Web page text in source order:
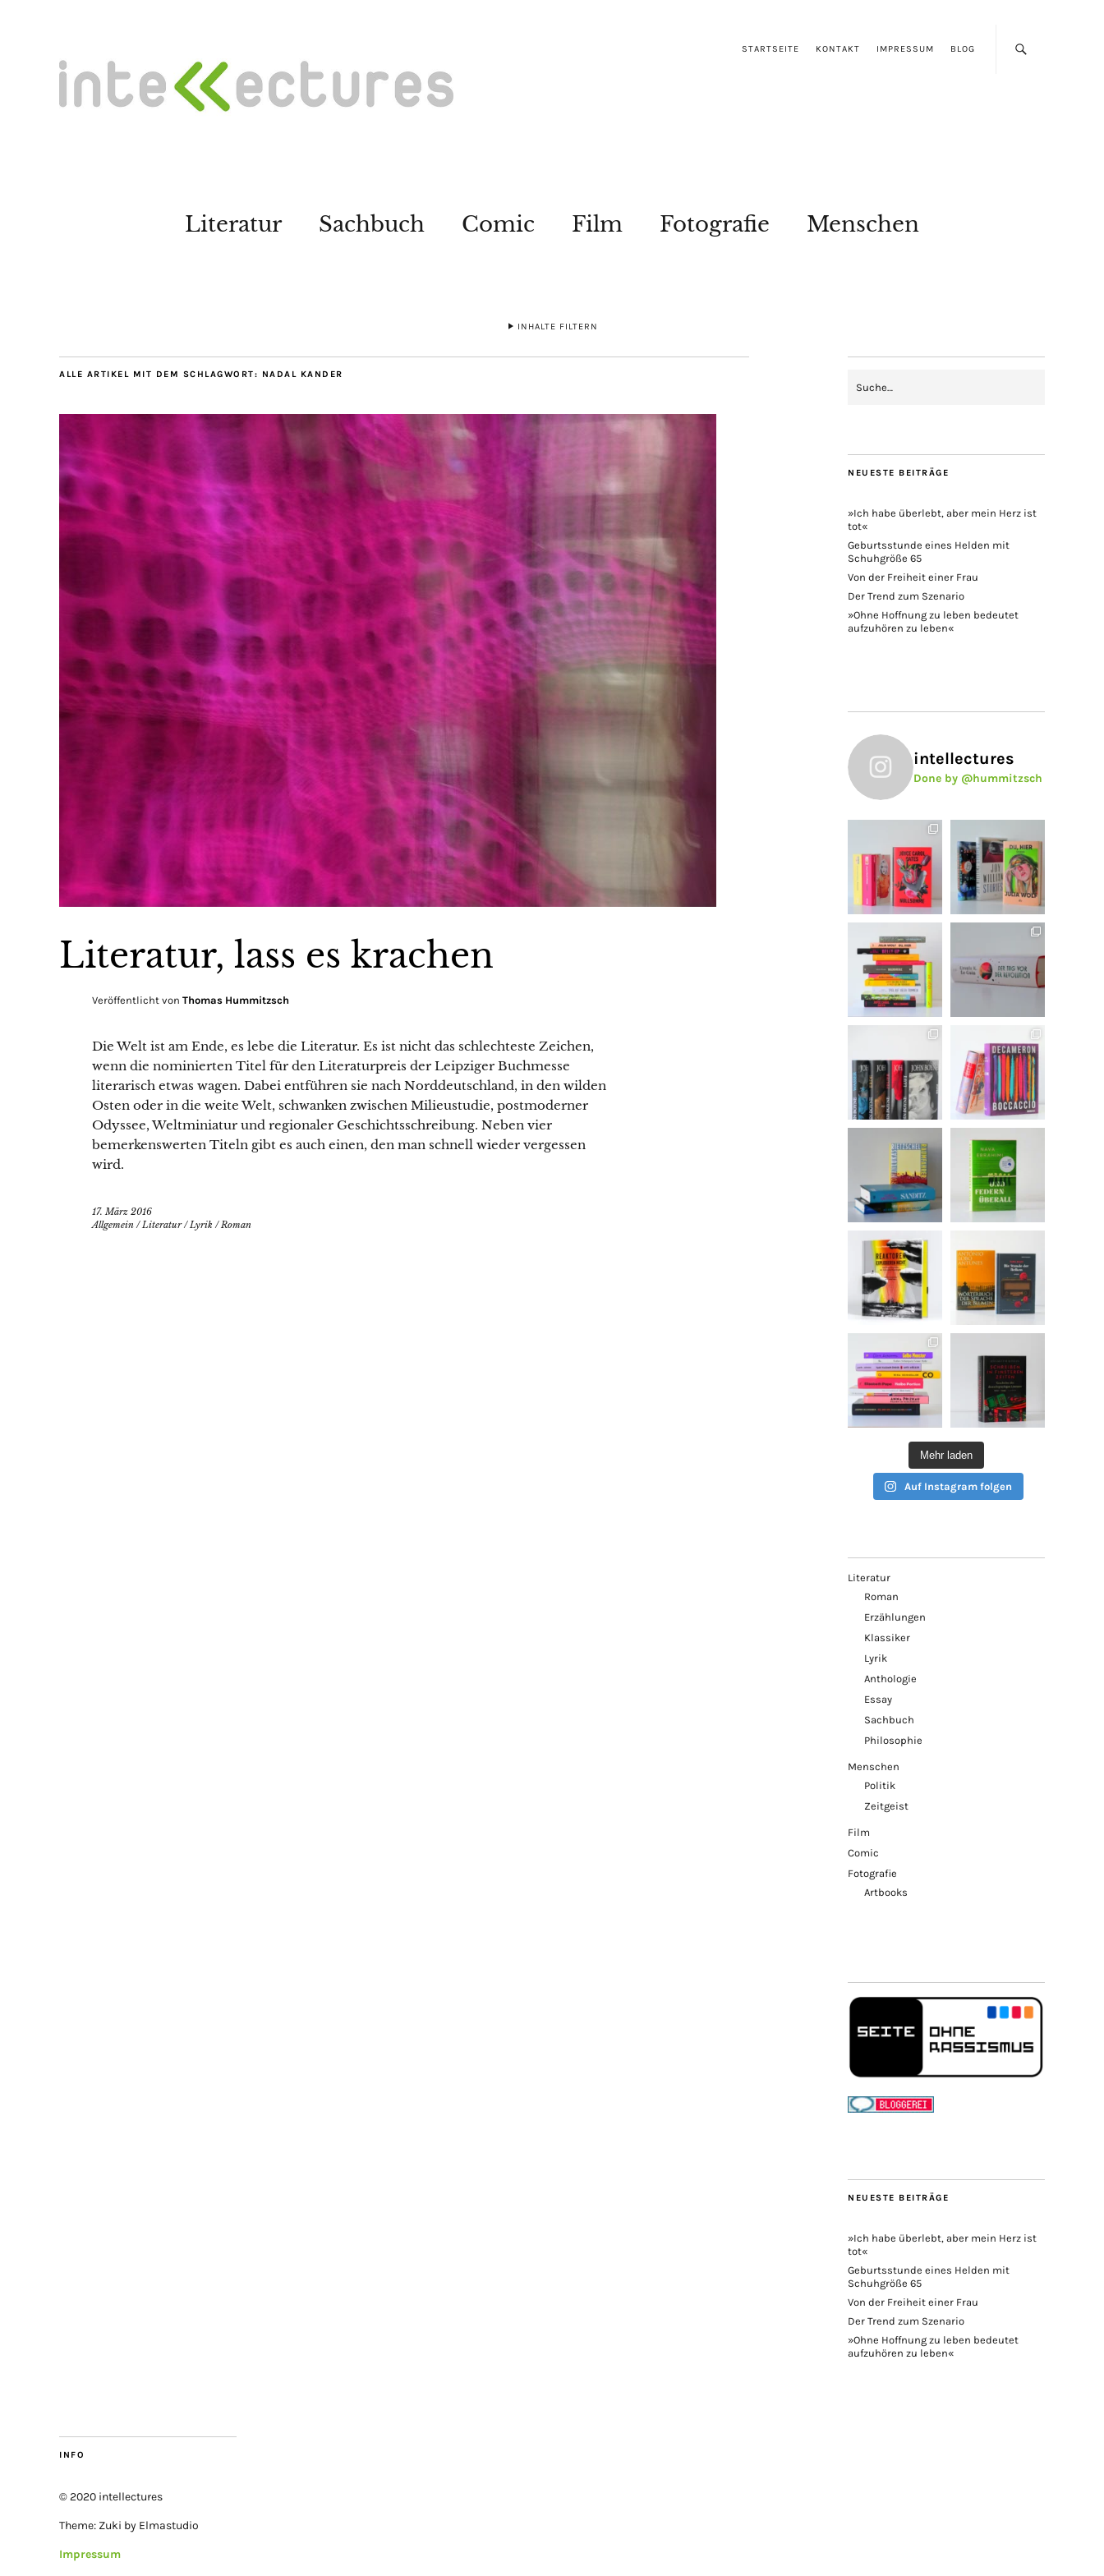
STARTSEITE KONTAKT IMPRESSUM BLOG
Literatur Sachbuch Comic Film Fotografie Menschen
INHALTE FILTERN
ALLE ARTIKEL MIT DEM SCHLAGWORT: NADAL KANDER
Literatur, lass es krachen
Veröffentlicht von Thomas Hummitzsch
Die Welt ist am Ende, es lebe die Literatur. Es ist nicht das schlechteste Zeichen,
wenn die nominierten Titel für den Literaturpreis der Leipziger Buchmesse
literarisch etwas wagen. Dabei entführen sie nach Norddeutschland, in den wilden
Osten oder in die weite Welt, schwanken zwischen Milieustudie, postmoderner
Odyssee, Weltminiatur und regionaler Geschichtsschreibung. Neben vier
bemerkenswerten Titeln gibt es auch einen, den man schnell wieder vergessen
wird.
17. März 2016
Allgemein /Literatur/Lyrik /Roman
NEUESTE BEITRÄGE
»Ich habe überlebt, aber mein Herz ist
tot«
Geburtsstunde eines Helden mit
Schuhgröße 65
Von der Freiheit einer Frau
Der Trend zum Szenario
»Ohne Hoffnung zu leben bedeutet
aufzuhören zu leben«
intellectures
Done by @hummitzsch
Mehr laden
Auf Instagram folgen
Literatur
Roman
Erzählungen
Klassiker
Lyrik
Anthologie
Essay
Sachbuch
Philosophie
Menschen
Politik
Zeitgeist
Film
Comic
Fotografie
Artbooks
NEUESTE BEITRÄGE
»Ich habe überlebt, aber mein Herz ist
tot«
Geburtsstunde eines Helden mit
Schuhgröße 65
Von der Freiheit einer Frau
Der Trend zum Szenario
»Ohne Hoffnung zu leben bedeutet
aufzuhören zu leben«
INFO
© 2020 intellectures
Theme: Zuki by Elmastudio
Impressum